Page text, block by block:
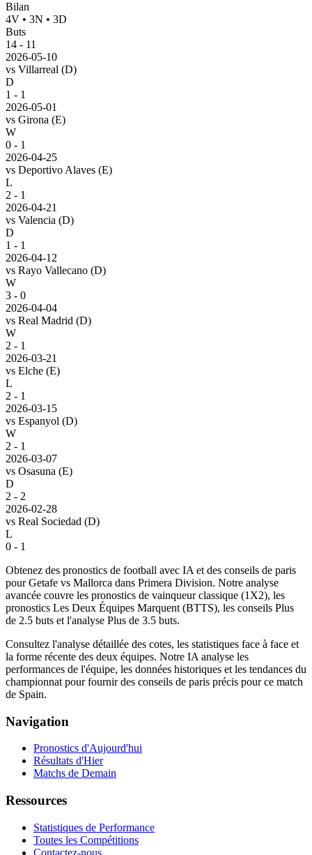
Bilan
4V • 3N • 3D
Buts
14 - 11
2026-05-10
vs Villarreal (D)
D
1 - 1
2026-05-01
vs Girona (E)
W
0 - 1
2026-04-25
vs Deportivo Alaves (E)
L
2 - 1
2026-04-21
vs Valencia (D)
D
1 - 1
2026-04-12
vs Rayo Vallecano (D)
W
3 - 0
2026-04-04
vs Real Madrid (D)
W
2 - 1
2026-03-21
vs Elche (E)
L
2 - 1
2026-03-15
vs Espanyol (D)
W
2 - 1
2026-03-07
vs Osasuna (E)
D
2 - 2
2026-02-28
vs Real Sociedad (D)
L
0 - 1
Obtenez des pronostics de football avec IA et des conseils de paris
pour Getafe vs Mallorca dans Primera Division. Notre analyse
avancée couvre les pronostics de vainqueur classique (1X2), les
pronostics Les Deux Équipes Marquent (BTTS), les conseils Plus
de 2.5 buts et l'analyse Plus de 3.5 buts.
Consultez l'analyse détaillée des cotes, les statistiques face à face et
la forme récente des deux équipes. Notre IA analyse les
performances de l'équipe, les données historiques et les tendances du
championnat pour fournir des conseils de paris précis pour ce match
de Spain.
Navigation
Pronostics d'Aujourd'hui
Résultats d'Hier
Matchs de Demain
Ressources
Statistiques de Performance
Toutes les Compétitions
Contactez-nous